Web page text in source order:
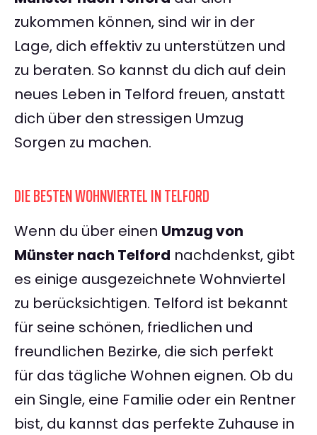
zukommen können, sind wir in der
Lage, dich effektiv zu unterstützen und
zu beraten. So kannst du dich auf dein
neues Leben in Telford freuen, anstatt
dich über den stressigen Umzug
Sorgen zu machen.
DIE BESTEN WOHNVIERTEL IN TELFORD
Wenn du über einen Umzug von
Münster nach Telford nachdenkst, gibt
es einige ausgezeichnete Wohnviertel
zu berücksichtigen. Telford ist bekannt
für seine schönen, friedlichen und
freundlichen Bezirke, die sich perfekt
für das tägliche Wohnen eignen. Ob du
ein Single, eine Familie oder ein Rentner
bist, du kannst das perfekte Zuhause in